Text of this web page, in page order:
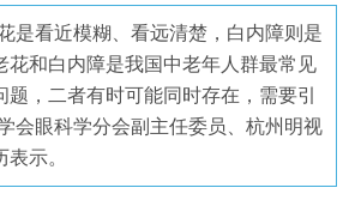
是看近模糊、看远清楚，白内障则是
花和白内障是我国中老年人群最常见
，二者有时可能同时存在，需要引
会眼科学分会副主任委员、杭州明视
示。